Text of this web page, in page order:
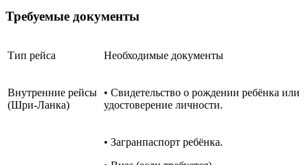
Требуемые документы
Тип рейса Необходимые документы
Внутренние рейсы
(Шри-Ланка)
• Свидетельство о рождении ребёнка или
удостоверение личности.
• Загранпаспорт ребёнка.